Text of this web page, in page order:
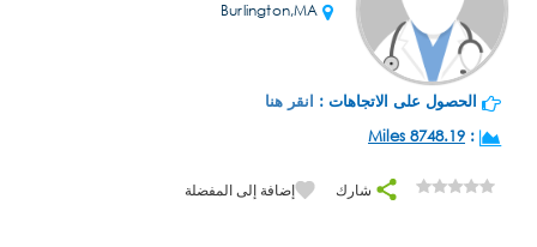
الحصول على الاتجاهات : انقر هنا
:
8748.19 Miles
شارك إضافة إلى المفضلة